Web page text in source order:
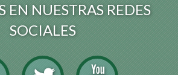
EN NUESTRAS REDES
SOCIALES